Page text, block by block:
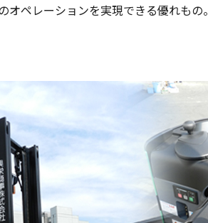
ペレーションを実現できる優れもの。